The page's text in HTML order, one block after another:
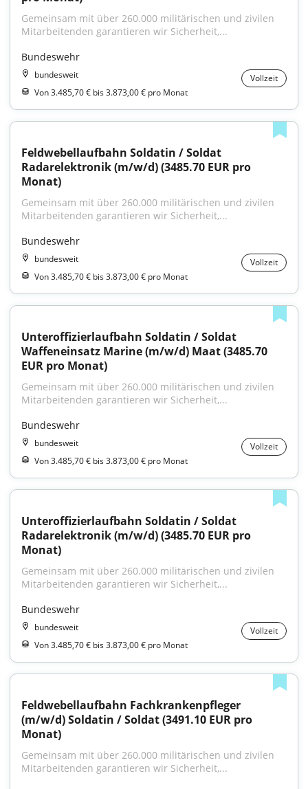
Gemeinsam mit über 260.000 militärischen und zivilen
Mitarbeitenden garantieren wir Sicherheit,...
Bundeswehr
bundesweit
Vollzeit
Von 3.485,70 € bis 3.873,00 € pro Monat
Feldwebellaufbahn Soldatin / Soldat
Radarelektronik (m/w/d) (3485.70 EUR pro
Monat)
Gemeinsam mit über 260.000 militärischen und zivilen
Mitarbeitenden garantieren wir Sicherheit,...
Bundeswehr
bundesweit
Vollzeit
Von 3.485,70 € bis 3.873,00 € pro Monat
Unteroffizierlaufbahn Soldatin / Soldat
Waffeneinsatz Marine (m/w/d) Maat (3485.70
EUR pro Monat)
Gemeinsam mit über 260.000 militärischen und zivilen
Mitarbeitenden garantieren wir Sicherheit,...
Bundeswehr
bundesweit
Vollzeit
Von 3.485,70 € bis 3.873,00 € pro Monat
Unteroffizierlaufbahn Soldatin / Soldat
Radarelektronik (m/w/d) (3485.70 EUR pro
Monat)
Gemeinsam mit über 260.000 militärischen und zivilen
Mitarbeitenden garantieren wir Sicherheit,...
Bundeswehr
bundesweit
Vollzeit
Von 3.485,70 € bis 3.873,00 € pro Monat
Feldwebellaufbahn Fachkrankenpfleger
(m/w/d) Soldatin / Soldat (3491.10 EUR pro
Monat)
Gemeinsam mit über 260.000 militärischen und zivilen
Mitarbeitenden garantieren wir Sicherheit,...